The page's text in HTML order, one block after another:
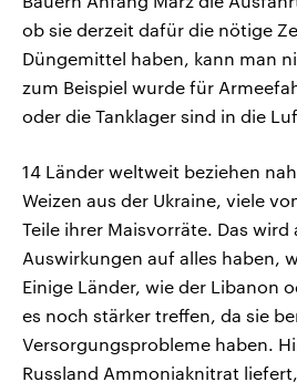
ob sie derzeit dafür die nötige
Düngemittel haben, kann man
zum Beispiel wurde für
oder die Tanklager sind in die
14 Länder weltweit beziehen
Weizen aus der Ukraine, viele
Teile ihrer Maisvorräte. Das
Auswirkungen auf alles haben,
Einige Länder, wie der Libanon
es noch stärker treffen, da sie
Versorgungsprobleme haben.
Russland Ammoniaknitrat